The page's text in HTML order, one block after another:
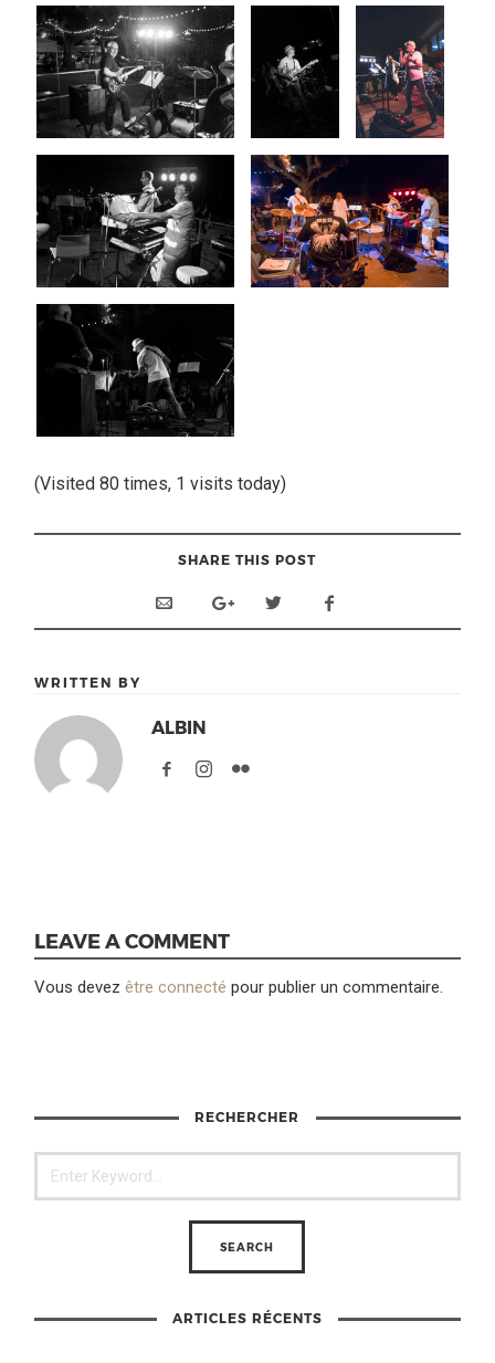
(Visited 80 times, 1 visits today)
SHARE THIS POST
WRITTEN BY
ALBIN
LEAVE A COMMENT
Vous devezêtre connecté pour publier un commentaire.
RECHERCHER
ARTICLES RÉCENTS